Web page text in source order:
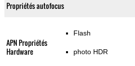
Propriétés autofocus
APN Propriétés
Hardware
Flash
photo HDR